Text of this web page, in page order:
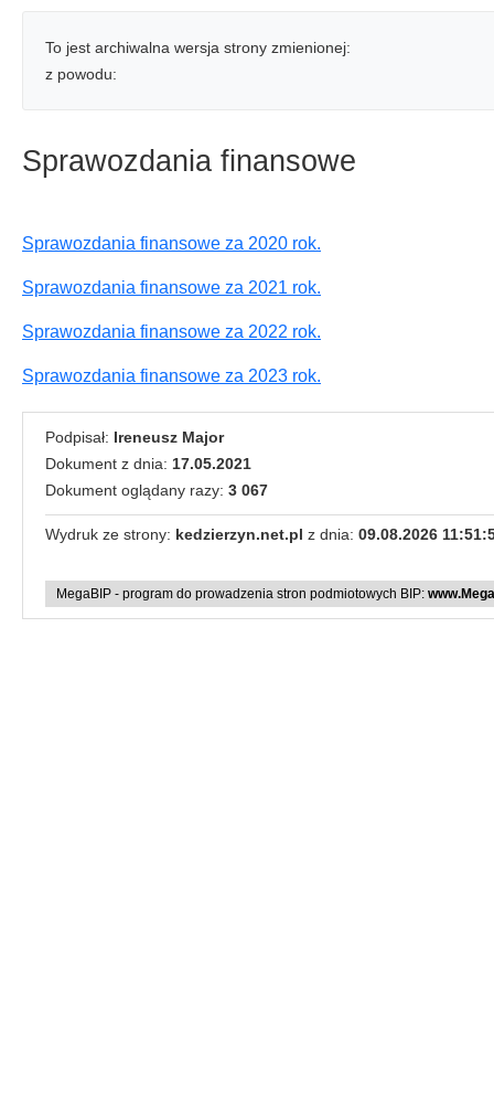
To jest archiwalna wersja strony zmienionej:
z powodu:
Sprawozdania finansowe
Sprawozdania finansowe za 2020 rok.
Sprawozdania finansowe za 2021 rok.
Sprawozdania finansowe za 2022 rok.
Sprawozdania finansowe za 2023 rok.
Podpisał: Ireneusz Major
Dokument z dnia: 17.05.2021
Dokument oglądany razy: 3 067
Wydruk ze strony: kedzierzyn.net.pl z dnia: 09.08.2026
MegaBIP - program do prowadzenia stron podmiotowych BIP: